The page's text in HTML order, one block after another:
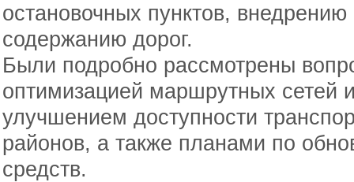
остановочных пунктов,
содержанию дорог.
Были подробно рассмотрены
оптимизацией маршрутных сетей
улучшением доступности
районов, а также планами по
средств.